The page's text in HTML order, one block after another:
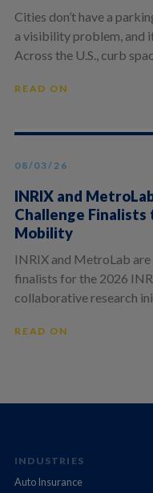
Cities don’t have a
a visibility problem, and
Across the U.S., curb
READ ON
08/03/26
INRIX and
Challenge Finalists
Mobility
INRIX and MetroLab
finalists for the 2026
collaborative research
READ ON
INDUSTRIES
Auto Insurance